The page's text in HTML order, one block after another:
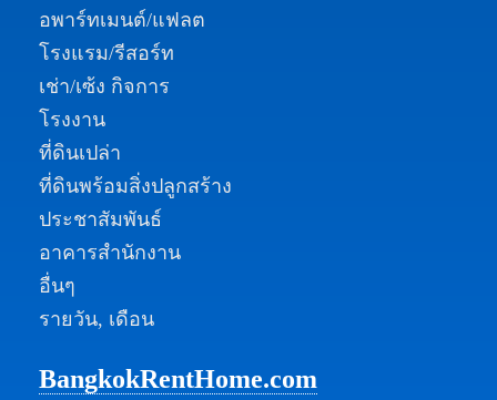
อพาร์ทเมนต์/แฟลต
โรงแรม/รีสอร์ท
เช่า/เซ้ง กิจการ
โรงงาน
ที่ดินเปล่า
ที่ดินพร้อมสิ่งปลูกสร้าง
ประชาสัมพันธ์
อาคารสำนักงาน
อื่นๆ
รายวัน, เดือน
BangkokRentHome.com